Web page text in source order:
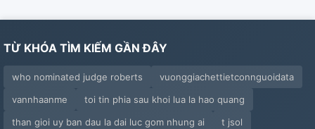
TỪ KHÓA TÌM KIẾM GẦN ĐÂY
who nominated judge roberts
vuonggiachettietconnguoidata
vannhaanme
toi tin phia sau khoi lua la hao quang
than gioi uy ban dau la dai luc gom nhung ai
t jsol